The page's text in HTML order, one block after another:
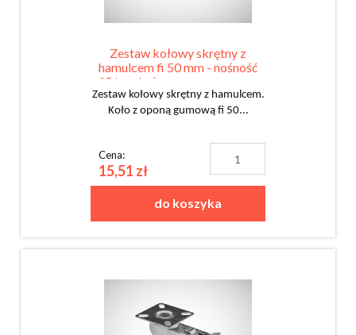
Zestaw kołowy skrętny z
hamulcem fi 50 mm - nośność
35 kg - koło z oponą gumową
Zestaw kołowy skrętny z hamulcem.
Koło z oponą gumową fi 50...
Cena:
15,51 zł
do koszyka